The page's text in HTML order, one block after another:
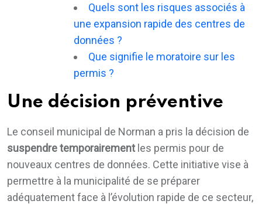
Quels sont les risques associés à
une expansion rapide des centres de
données ?
Que signifie le moratoire sur les
permis ?
Une décision préventive
Le conseil municipal de Norman a pris la décision de
suspendre temporairementles permis pour de
nouveaux centres de données. Cette initiative vise à
permettre à la municipalité de se préparer
adéquatement face à l’évolution rapide de ce secteur,